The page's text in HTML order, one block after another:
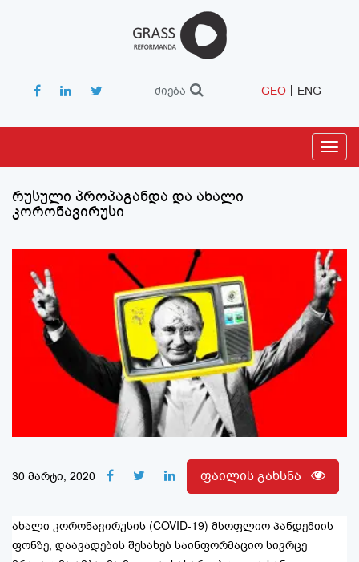
ძიება GEO ENG
რუსული პროპაგანდა და ახალი
კორონავირუსი
30 მარტი, 2020 ფაილის გახსნა
ახალი კორონავირუსის (COVID-19) მსოფლიო პანდემიის
ფონზე, დაავადების შესახებ საინფორმაციო სივრცე